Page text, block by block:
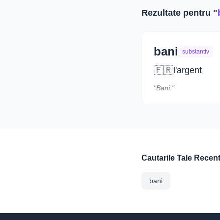
Rezultate pentru "
bani substantiv
🇫🇷 l'argent
"Bani."
Cautarile Tale
bani